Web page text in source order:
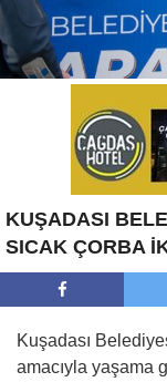
KUŞADASI
SICAK ÇORBA
Kuşadası
amacıyla yaşama